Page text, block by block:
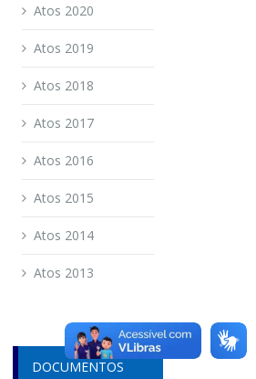
Atos 2020
Atos 2019
Atos 2018
Atos 2017
Atos 2016
Atos 2015
Atos 2014
Atos 2013
DOCUMENTOS